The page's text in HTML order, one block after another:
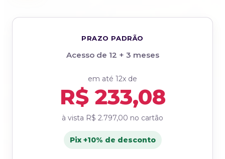
PRAZO PADRÃO
Acesso de 12 + 3 meses
em até 12x de
R$ 233,08
à vista R$ 2.797,00 no cartão
Pix +10% de desconto